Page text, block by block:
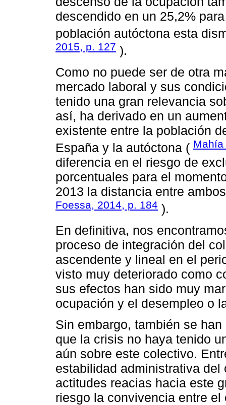
descendido en un 25,2%
población autóctona esta
2015, p. 127 ).
Como no puede ser de otra
mercado laboral y sus
tenido una gran relevancia
así, ha derivado en un
existente entre la población
España y la autóctona ( Mahía
diferencia en el riesgo de
porcentuales para el
2013 la distancia entre
Foessa, 2014, p. 184 ).
En definitiva, nos
proceso de integración del
ascendente y lineal en el
visto muy deteriorado como
sus efectos han sido muy
ocupación y el desempleo o
Sin embargo, también se
que la crisis no haya tenido
aún sobre este colectivo.
estabilidad administrativa
actitudes reacias hacia este
riesgo la convivencia entre